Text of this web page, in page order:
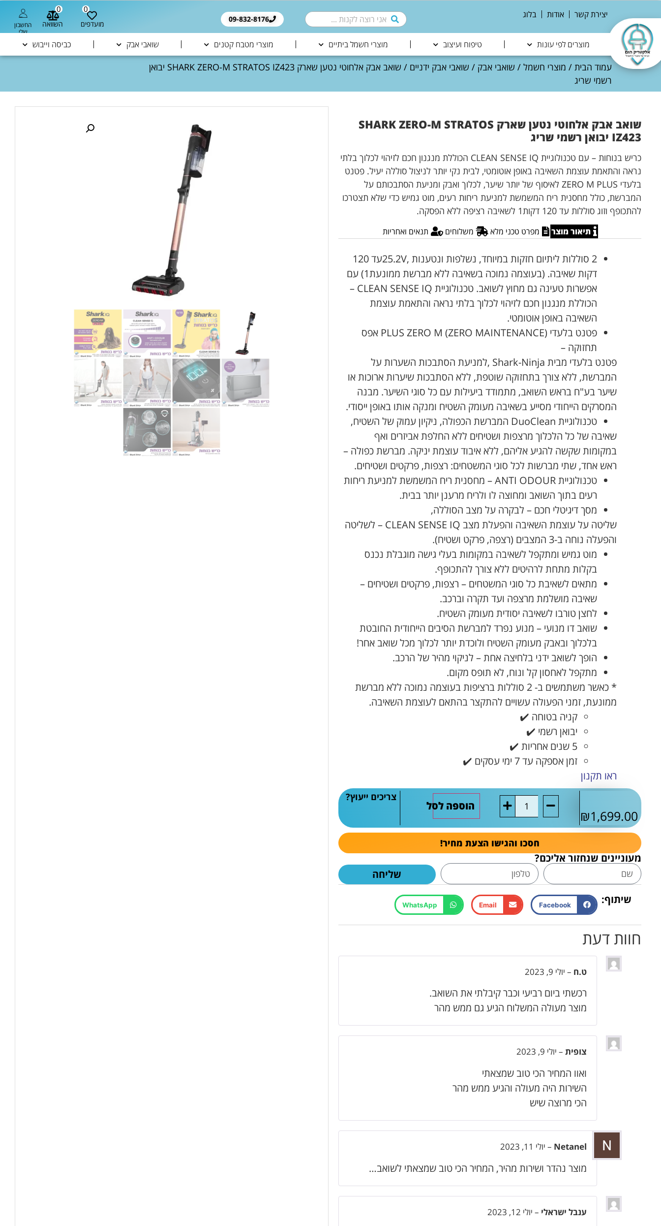
יצירת קשר אודות בלוג 09-832-8176​
מועדפים
0
השוואה
0
החשבון
שלי
מוצרים לפי עונות טיפוח ועיצוב מוצרי חשמל ביתיים מוצרי מטבח קטנים שואבי אבק כביסה וייבוש
עמוד הבית / מוצרי חשמל / שואבי אבק / שואבי אבק ידניים
/ שואב אבק אלחוטי נטען שארק SHARK ZERO-M STRATOS IZ423 יבואן
רשמי שריג
שואב אבק אלחוטי נטען שארק SHARK ZERO-M STRATOS
IZ423 יבואן רשמי שריג
כריש בנוחות – עם טכנולוגיית CLEAN SENSE IQ הכוללת מנגנון חכם לזיהוי לכלוך בלתי
נראה והתאמת עוצמת השאיבה באופן אוטומטי, לבית נקי יותר לניצול סוללה יעיל. פטנט
בלעדי ZERO M PLUS לאיסוף של יותר שיער, לכלוך ואבק ומניעת הסתבכותם על
המברשת, כולל מחסנית ריח המשמשת למניעת ריחות רעים, מוט גמיש כדי שלא תצטרכו
להתכופף וזוג סוללות עד 120 דקות1 לשאיבה רציפה ללא הפסקה.
תיאור מוצר מפרט טכני מלא משלוחים תנאים ואחריות
2 סוללות ליתיום חזקות במיוחד, נשלפות ונטענות ,25.2Vעד 120
דקות שאיבה. (בעוצמה נמוכה בשאיבה ללא מברשת ממונעת1) עם
אפשרות טעינה גם מחוץ לשואב. טכנולוגיית CLEAN SENSE IQ –
הכוללת מנגנון חכם לזיהוי לכלוך בלתי נראה והתאמת עוצמת
השאיבה באופן אוטומטי.
פטנט בלעדי PLUS ZERO M (ZERO MAINTENANCE) אפס
תחזוקה –
פטנט בלעדי מבית Shark-Ninja ,למניעת הסתבכות השערות על
המברשת, ללא צורך בתחזוקה שוטפת, ללא הסתבכות שיערות ארוכות או
שיער בע"ח בראש השואב, מתמודד ביעילות עם כל סוגי השיער. מבנה
המסרקים הייחודי מסייע בשאיבה מעומק השטיח ומנקה אותו באופן ייסודי.
טכנולוגיית DuoClean המברשת הכפולה, ניקיון עמוק של השטיח,
שאיבה של כל הלכלוך מרצפות ושטיחים ללא החלפת אביזרים ואף
במקומות שקשה להגיע אליהם, ללא איבוד עוצמת יניקה. מברשת כפולה –
ראש אחד, שתי מברשות לכל סוגי המשטחים: רצפות, פרקטים ושטיחים.
טכנולוגיית ANTI ODOUR – מחסנית ריח המשמשת למניעת ריחות
רעים בתוך השואב ומחוצה לו ולריח מרענן יותר בבית.
מסך דיגיטלי חכם – לבקרה על מצב הסוללה,
שליטה על עוצמת השאיבה והפעלת מצב CLEAN SENSE IQ – לשליטה
והפעלה נוחה ב-3 המצבים (רצפה, פרקט ושטיח).
מוט גמיש ומתקפל לשאיבה במקומות בעלי גישה מוגבלת נכנס
בקלות מתחת לרהיטים ללא צורך להתכופף.
מתאים לשאיבת כל סוגי המשטחים – רצפות, פרקטים ושטיחים –
שאיבה מושלמת מרצפה ועד תקרה וברכב.
לחצן טורבו לשאיבה יסודית מעומק השטיח.
שואב דו מנועי – מנוע נפרד למברשת הסיבים הייחודית החובטת
בלכלוך ובאבק מעומק השטיח ולוכדת יותר לכלוך מכל שואב אחר!
הופך לשואב ידני בלחיצה אחת – לניקוי מהיר של הרכב.
מתקפל לאחסון קל ונוח, לא תופס מקום.
* כאשר משתמשים ב- 2 סוללות ברציפות בעוצמה נמוכה ללא מברשת
ממונעת, זמני הפעולה עשויים להתקצר בהתאם לעוצמת השאיבה.
קניה בטוחה ✔️
יבואן רשמי ✔️
5 שנים אחריות ✔️
זמן אספקה עד 7 ימי עסקים ✔️
ראו תקנון
₪1,699.00
הוספה לסל
צריכים ייעוץ?
חסכו והגישו הצעת מחיר!
מעוניינים שנחזור אליכם?
שליחה
שיתוף:
Facebook
Email
WhatsApp
חוות דעת
ט.ח – יולי 9, 2023
רכשתי ביום רביעי וכבר קיבלתי את השואב.
מוצר מעולה המשלוח הגיע גם ממש מהר
צופית – יולי 9, 2023
ואוו המחיר הכי טוב שמצאתי
השירות היה מעולה והגיע ממש מהר
הכי מרוצה שיש
Netanel
– יולי 11, 2023
מוצר נהדר ושירות מהיר, המחיר הכי טוב שמצאתי לשואב…
ענבל ישראלי – יולי 12, 2023